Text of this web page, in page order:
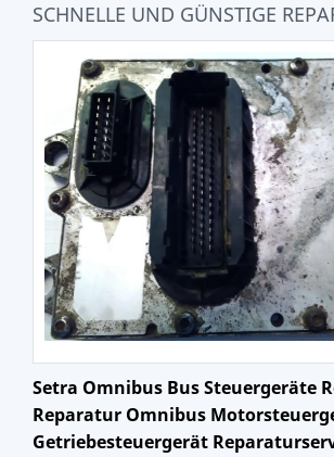
SCHNELLE UND GÜNSTIGE
Setra Omnibus Bus Steuergeräte
Reparatur Omnibus
Getriebesteuergerät